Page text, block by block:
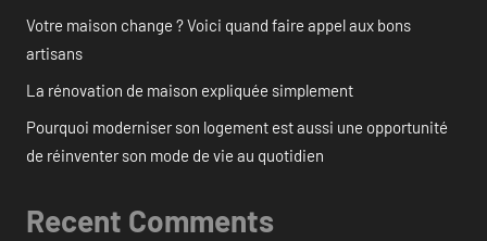
Votre maison change ? Voici quand faire appel aux bons
artisans
La rénovation de maison expliquée simplement
Pourquoi moderniser son logement est aussi une opportunité
de réinventer son mode de vie au quotidien
Recent Comments